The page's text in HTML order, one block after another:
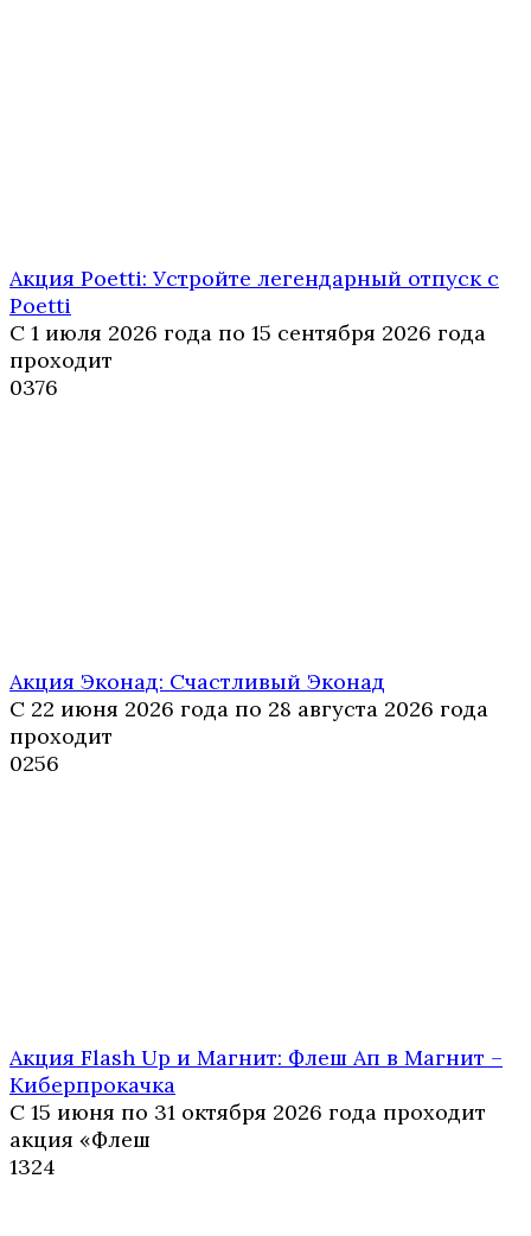
Акция Poetti: Устройте легендарный отпуск с
Poetti
С 1 июля 2026 года по 15 сентября 2026 года
проходит
0376
Акция Эконад: Счастливый Эконад
С 22 июня 2026 года по 28 августа 2026 года
проходит
0256
Акция Flash Up и Магнит: Флеш Ап в Магнит –
Киберпрокачка
С 15 июня по 31 октября 2026 года проходит
акция «Флеш
1324